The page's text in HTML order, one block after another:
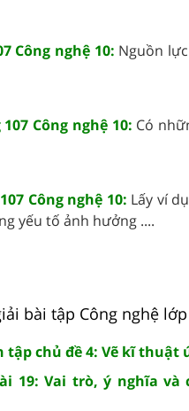
Công nghệ 10: Nguồn
Công nghệ 10: Có
Công nghệ 10: Lấy ví
yếu tố ảnh hưởng ....
bài tập Công nghệ
tập chủ đề 4: Vẽ kĩ thuật
19: Vai trò, ý nghĩa